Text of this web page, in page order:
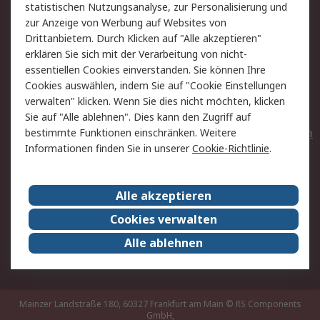
Hilfe
Privatkunden
Rechtliches
AGB
Datenschutz
Cookie-Richtlinie
Zahlungsbedingungen
Copyright/Impressum
Entsorgung
Elektrogeräte/Batterien
RS weltweit
Karriere bei RS
Nachhaltigkeit
Qualität/Umwelt/ZertifikatePresse-Center
Event-Center
Mainzer Landstraße 180, 60327 Frankfurt am Main © RS Components
GmbH,
statistischen Nutzungsanalyse, zur Personalisierung und
zur Anzeige von Werbung auf Websites von
Drittanbietern. Durch Klicken auf "Alle akzeptieren"
erklären Sie sich mit der Verarbeitung von nicht-
essentiellen Cookies einverstanden. Sie können Ihre
Cookies auswählen, indem Sie auf "Cookie Einstellungen
verwalten" klicken. Wenn Sie dies nicht möchten, klicken
Sie auf "Alle ablehnen". Dies kann den Zugriff auf
bestimmte Funktionen einschränken. Weitere
Informationen finden Sie in unsererCookie-Richtlinie.
Alle akzeptieren
Cookies verwalten
Alle ablehnen